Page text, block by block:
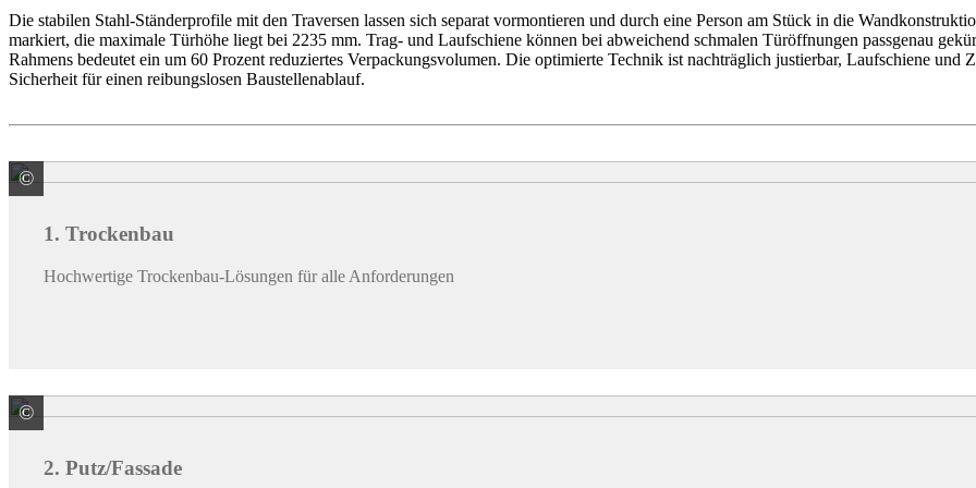
Die stabilen Stahl-Ständerprofile mit den Traversen lassen sich separat vormontieren und durch eine Person am Stück in die
markiert, die maximale Türhöhe liegt bei 2235 mm. Trag- und Laufschiene können bei abweichend schmalen Türöffnungen passgenau
Rahmens bedeutet ein um 60 Prozent reduziertes Verpackungsvolumen. Die optimierte Technik ist nachträglich justierbar, Laufschiene und
Sicherheit für einen reibungslosen Baustellenablauf.
© Knauf Gips KG
1. Trockenbau
Hochwertige Trockenbau-Lösungen für alle Anforderungen
© Knauf Gips
2. Putz/Fassade